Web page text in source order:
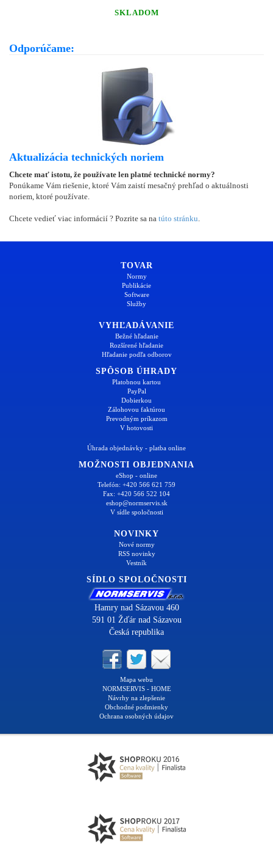
SKLADOM
Odporúčame:
Aktualizácia technických noriem
Chcete mať istotu, že používate len platné technické normy?
Ponúkame Vám riešenie, ktoré Vám zaistí mesačný prehľad o aktuálnosti
noriem, ktoré používate.
Chcete vedieť viac informácií ? Pozrite sa na túto stránku
TOVAR
Normy
Publikácie
Software
Služby
VYHĽADÁVANIE
Bežné hľadanie
Rozšírené hľadanie
Hľadanie podľa odborov
SPÔSOB ÚHRADY
Platobnou kartou
PayPal
Dobierkou
Zálohovou faktúrou
Prevodným príkazom
V hotovosti
Úhrada objednávky - platba online
MOŽNOSTI OBJEDNANIA
eShop - online
Telefón: +420 566 621 759
Fax: +420 566 522 104
eshop@normservis.sk
V sídle spoločnosti
NOVINKY
Nové normy
RSS novinky
Vestník
SÍDLO SPOLOČNOSTI
Hamry nad Sázavou 460
591 01 Žďár nad Sázavou
Česká republika
Mapa webu
NORMSERVIS - HOME
Návrhy na zlepšenie
Obchodné podmienky
Ochrana osobných údajov